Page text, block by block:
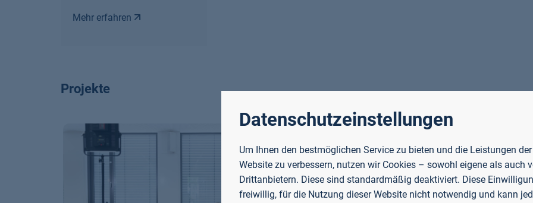
Mehr erfahren
Projekte
Datenschutzeinstellungen
Um Ihnen den bestmöglichen Service zu bieten und die Leistungen der
Website zu verbessern, nutzen wir Cookies – sowohl eigene als auch
Drittanbietern. Diese sind standardmäßig deaktiviert. Diese
freiwillig, für die Nutzung dieser Website nicht notwendig und kann